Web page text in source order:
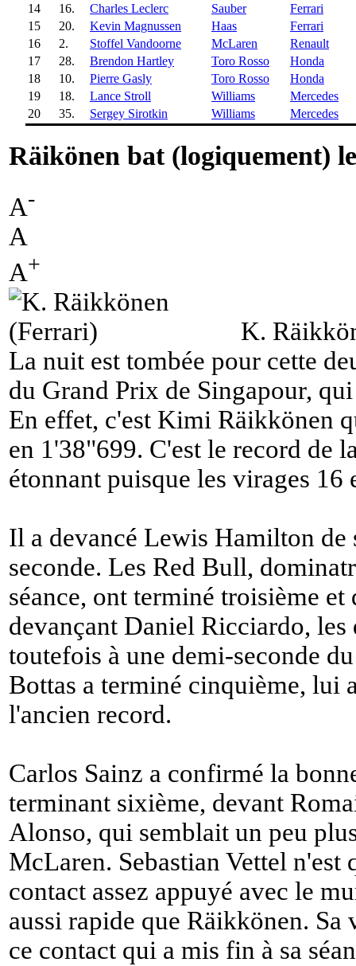
14
16. Charles Leclerc Sauber
Ferrari
15
20. Kevin Magnussen Haas
Ferrari
16
2. Stoffel Vandoorne McLaren
Renault
17
28. Brendon Hartley Toro Rosso
Honda
18
10. Pierre Gasly Toro Rosso
Honda
19
18. Lance Stroll Williams
Mercedes
20
35. Sergey Sirotkin Williams Mercedes
Räikönen bat (logiquement)
A-
A
A+
K.
La nuit est tombée pour cette
du Grand Prix de Singapour,
En effet, c'est Kimi Räikkönen
en 1'38"699. C'est le record de
étonnant puisque les virages 16
Il a devancé Lewis Hamilton de
seconde. Les Red Bull,
séance, ont terminé troisième
devançant Daniel Ricciardo,
toutefois à une demi-seconde
Bottas a terminé cinquième, lui
l'ancien record.
Carlos Sainz a confirmé la
terminant sixième, devant
Alonso, qui semblait un peu
McLaren. Sebastian Vettel n'est
contact assez appuyé avec le
aussi rapide que Räikkönen.
ce contact qui a mis fin à sa